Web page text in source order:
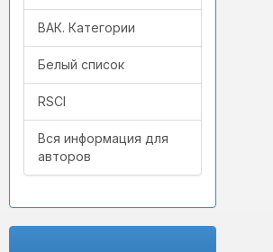
ВАК. Категории
Белый список
RSCI
Вся информация для
авторов